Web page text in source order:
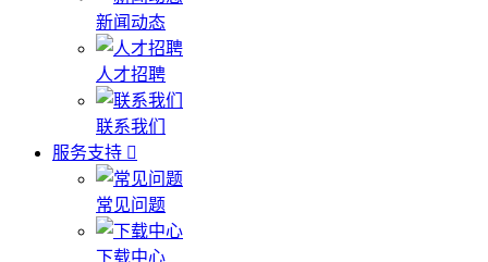
新闻动态
人才招聘
联系我们
服务支持
常见问题
下载中心